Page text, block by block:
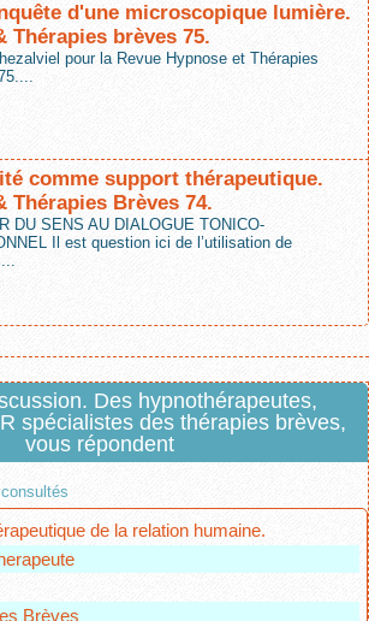
d'une microscopique lumière.
Thérapies brèves 75.
pour la Revue Hypnose et Thérapies
comme support thérapeutique.
Thérapies Brèves 74.
DU SENS AU DIALOGUE TONICO-
Il est question ici de l’utilisation de
Des hypnothérapeutes,
spécialistes des thérapies brèves,
vous répondent
de la relation humaine.
Brèves